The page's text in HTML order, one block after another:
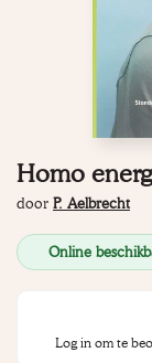
Homo
door P. Aelbrecht
Online
Log in om te